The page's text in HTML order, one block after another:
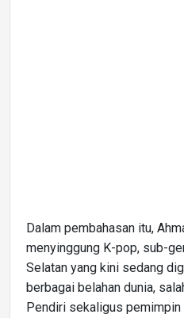
Dalam pembahasan itu,
menyinggung K-pop, sub-
Selatan yang kini sedang
berbagai belahan dunia,
Pendiri sekaligus